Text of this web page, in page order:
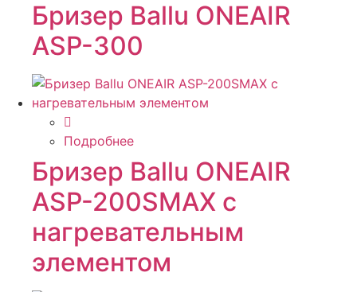
Бризер Ballu ONEAIR
ASP-300
Подробнее
Бризер Ballu ONEAIR
ASP-200SMAX с
нагревательным
элементом